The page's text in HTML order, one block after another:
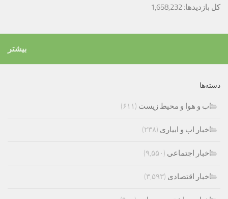
کل بازدیدها: 1,658,232
بیشتر
دسته‌ها
اب و هوا و محیط زیست (۶۱۱)
اخبار اب و ابیاری (۲۳۸)
اخبار اجتماعی (۹,۵۵۰)
اخبار اقتصادی (۳,۵۹۳)